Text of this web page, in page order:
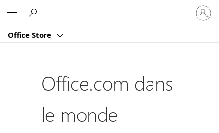
Office Store
vous
à
compte
Office.com dans
le monde